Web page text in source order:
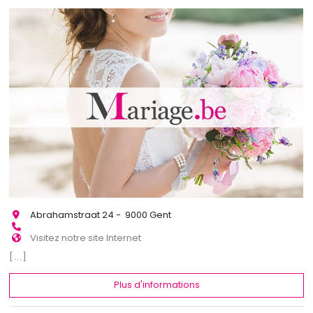
Abrahamstraat 24 - 9000 Gent
Visitez notre site Internet
[...]
Plus d'informations